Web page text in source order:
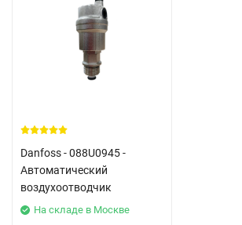
Danfoss - 088U0945 -
Автоматический
воздухоотводчик
На складе в Москве